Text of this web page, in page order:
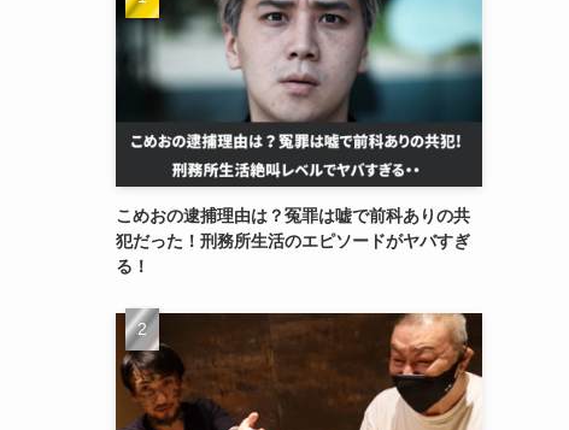
こめおの逮捕理由は？冤罪は嘘で前科ありの共
犯だった！刑務所生活のエピソードがヤバすぎ
る！